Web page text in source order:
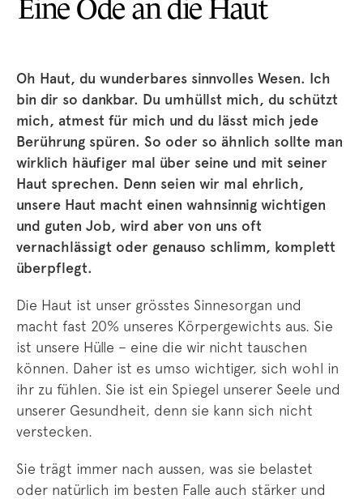
Oh Haut, du wunderbares sinnvolles Wesen. Ich
bin dir so dankbar. Du umhüllst mich, du schützt
mich, atmest für mich und du lässt mich jede
Berührung spüren. So oder so ähnlich sollte man
wirklich häufiger mal über seine und mit seiner
Haut sprechen. Denn seien wir mal ehrlich,
unsere Haut macht einen wahnsinnig wichtigen
und guten Job, wird aber von uns oft
vernachlässigt oder genauso schlimm, komplett
überpflegt.
Die Haut ist unser grösstes Sinnesorgan und
macht fast 20% unseres Körpergewichts aus. Sie
ist unsere Hülle – eine die wir nicht tauschen
können. Daher ist es umso wichtiger, sich wohl in
ihr zu fühlen. Sie ist ein Spiegel unserer Seele und
unserer Gesundheit, denn sie kann sich nicht
verstecken.
Sie trägt immer nach aussen, was sie belastet
oder natürlich im besten Falle auch stärker und